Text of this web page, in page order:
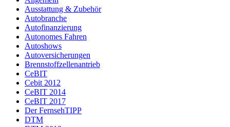
Ausstattung & Zubehör
Autobranche
Autofinanzierung
Autonomes Fahren
Autoshows
Autoversicherungen
Brennstoffzellenantrieb
CeBIT
Cebit 2012
CeBIT 2014
CeBIT 2017
Der FernsehTIPP
DTM